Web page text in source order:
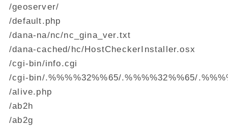
/geoserver/
/default.php
/dana-na/nc/nc_gina_ver.txt
/dana-cached/hc/HostCheckerInstaller.osx
/cgi-bin/info.cgi
/cgi-bin/.%%%%32%%65/.%%%%32%%65/
/alive.php
/ab2h
/ab2g